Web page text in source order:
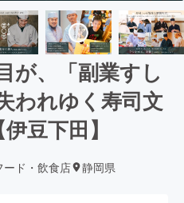
が、「副業すし
われゆく寿司文
豆下田】
ード・飲食店 静岡県